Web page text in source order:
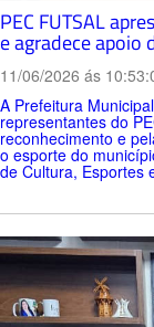
PEC FUTSAL
e agradece apoio
11/06/2026 ás
A Prefeitura
representantes do
reconhecimento e
o esporte do
de Cultura, Esportes